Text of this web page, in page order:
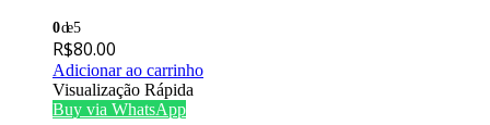
0de 5
R$80.00
Adicionar ao carrinho
Visualização Rápida
Buy via WhatsApp